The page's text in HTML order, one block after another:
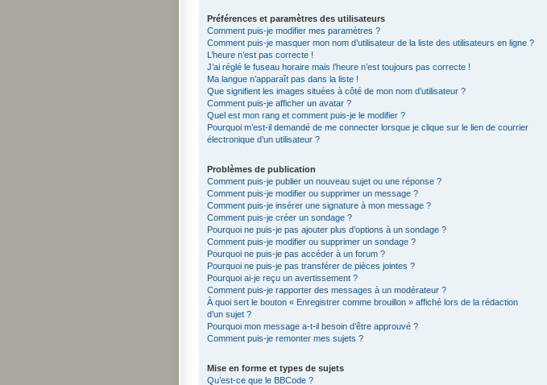
Préférences et paramètres des utilisateurs
Comment puis-je modifier mes paramètres ?
Comment puis-je masquer mon nom d’utilisateur de la liste des utilisateurs en ligne ?
L’heure n’est pas correcte !
J’ai réglé le fuseau horaire mais l’heure n’est toujours pas correcte !
Ma langue n’apparaît pas dans la liste !
Que signifient les images situées à côté de mon nom d’utilisateur ?
Comment puis-je afficher un avatar ?
Quel est mon rang et comment puis-je le modifier ?
Pourquoi m’est-il demandé de me connecter lorsque je clique sur le lien de courrier
électronique d’un utilisateur ?
Problèmes de publication
Comment puis-je publier un nouveau sujet ou une réponse ?
Comment puis-je modifier ou supprimer un message ?
Comment puis-je insérer une signature à mon message ?
Comment puis-je créer un sondage ?
Pourquoi ne puis-je pas ajouter plus d’options à un sondage ?
Comment puis-je modifier ou supprimer un sondage ?
Pourquoi ne puis-je pas accéder à un forum ?
Pourquoi ne puis-je pas transférer de pièces jointes ?
Pourquoi ai-je reçu un avertissement ?
Comment puis-je rapporter des messages à un modérateur ?
À quoi sert le bouton « Enregistrer comme brouillon » affiché lors de la rédaction
d’un sujet ?
Pourquoi mon message a-t-il besoin d’être approuvé ?
Comment puis-je remonter mes sujets ?
Mise en forme et types de sujets
Qu’est-ce que le BBCode ?